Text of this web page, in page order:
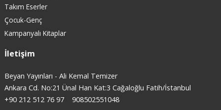
Takım Eserler
Çocuk-Genç
Kampanyalı Kitaplar
İletişim
Beyan Yayınları - Ali Kemal Temizer
Ankara Cd. No:21 Ünal Han Kat:3 Cağaloğlu Fatih/İstanbul
+90 212 512 76 97
908502551048